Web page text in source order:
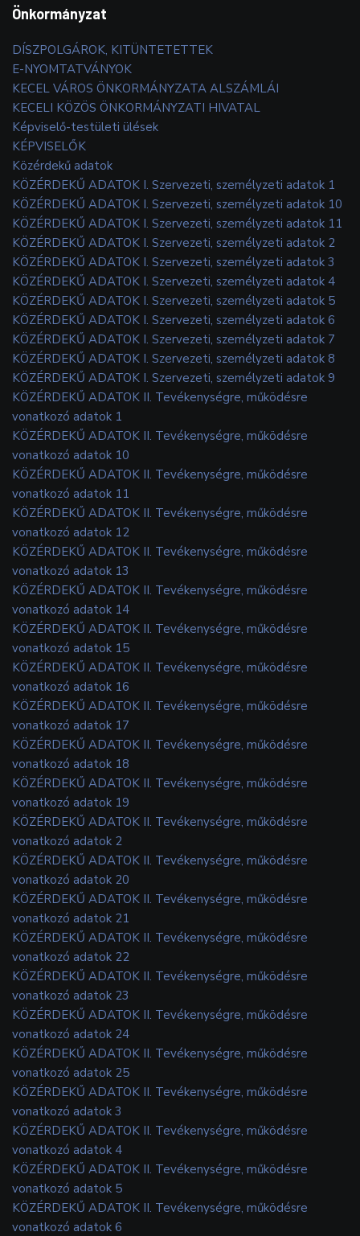
Önkormányzat
DÍSZPOLGÁROK, KITÜNTETETTEK
E-NYOMTATVÁNYOK
KECEL VÁROS ÖNKORMÁNYZATA ALSZÁMLÁI
KECELI KÖZÖS ÖNKORMÁNYZATI HIVATAL
Képviselő-testületi ülések
KÉPVISELŐK
Közérdekű adatok
KÖZÉRDEKŰ ADATOK I. Szervezeti, személyzeti adatok 1
KÖZÉRDEKŰ ADATOK I. Szervezeti, személyzeti adatok 10
KÖZÉRDEKŰ ADATOK I. Szervezeti, személyzeti adatok 11
KÖZÉRDEKŰ ADATOK I. Szervezeti, személyzeti adatok 2
KÖZÉRDEKŰ ADATOK I. Szervezeti, személyzeti adatok 3
KÖZÉRDEKŰ ADATOK I. Szervezeti, személyzeti adatok 4
KÖZÉRDEKŰ ADATOK I. Szervezeti, személyzeti adatok 5
KÖZÉRDEKŰ ADATOK I. Szervezeti, személyzeti adatok 6
KÖZÉRDEKŰ ADATOK I. Szervezeti, személyzeti adatok 7
KÖZÉRDEKŰ ADATOK I. Szervezeti, személyzeti adatok 8
KÖZÉRDEKŰ ADATOK I. Szervezeti, személyzeti adatok 9
KÖZÉRDEKŰ ADATOK II. Tevékenységre, működésre
vonatkozó adatok 1
KÖZÉRDEKŰ ADATOK II. Tevékenységre, működésre
vonatkozó adatok 10
KÖZÉRDEKŰ ADATOK II. Tevékenységre, működésre
vonatkozó adatok 11
KÖZÉRDEKŰ ADATOK II. Tevékenységre, működésre
vonatkozó adatok 12
KÖZÉRDEKŰ ADATOK II. Tevékenységre, működésre
vonatkozó adatok 13
KÖZÉRDEKŰ ADATOK II. Tevékenységre, működésre
vonatkozó adatok 14
KÖZÉRDEKŰ ADATOK II. Tevékenységre, működésre
vonatkozó adatok 15
KÖZÉRDEKŰ ADATOK II. Tevékenységre, működésre
vonatkozó adatok 16
KÖZÉRDEKŰ ADATOK II. Tevékenységre, működésre
vonatkozó adatok 17
KÖZÉRDEKŰ ADATOK II. Tevékenységre, működésre
vonatkozó adatok 18
KÖZÉRDEKŰ ADATOK II. Tevékenységre, működésre
vonatkozó adatok 19
KÖZÉRDEKŰ ADATOK II. Tevékenységre, működésre
vonatkozó adatok 2
KÖZÉRDEKŰ ADATOK II. Tevékenységre, működésre
vonatkozó adatok 20
KÖZÉRDEKŰ ADATOK II. Tevékenységre, működésre
vonatkozó adatok 21
KÖZÉRDEKŰ ADATOK II. Tevékenységre, működésre
vonatkozó adatok 22
KÖZÉRDEKŰ ADATOK II. Tevékenységre, működésre
vonatkozó adatok 23
KÖZÉRDEKŰ ADATOK II. Tevékenységre, működésre
vonatkozó adatok 24
KÖZÉRDEKŰ ADATOK II. Tevékenységre, működésre
vonatkozó adatok 25
KÖZÉRDEKŰ ADATOK II. Tevékenységre, működésre
vonatkozó adatok 3
KÖZÉRDEKŰ ADATOK II. Tevékenységre, működésre
vonatkozó adatok 4
KÖZÉRDEKŰ ADATOK II. Tevékenységre, működésre
vonatkozó adatok 5
KÖZÉRDEKŰ ADATOK II. Tevékenységre, működésre
vonatkozó adatok 6